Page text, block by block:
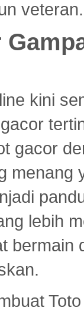
veteran.
kini
gacor
menang
lebih